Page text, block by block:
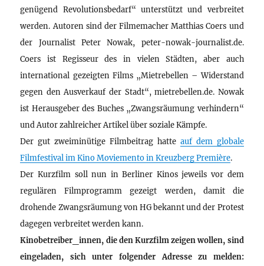
genügend Revolutionsbedarf“ unterstützt und verbreitet
werden. Autoren sind der Filmemacher Matthias Coers und
der Journalist Peter Nowak, peter-nowak-journalist.de.
Coers ist Regisseur des in vielen Städten, aber auch
international gezeigten Films „Mietrebellen – Widerstand
gegen den Ausverkauf der Stadt“, mietrebellen.de. Nowak
ist Herausgeber des Buches „Zwangsräumung verhindern“
und Autor zahlreicher Artikel über soziale Kämpfe.
Der gut zweiminütige Filmbeitrag hatte auf dem globale
Filmfestival im Kino Moviemento in Kreuzberg Première.
Der Kurzfilm soll nun in Berliner Kinos jeweils vor dem
regulären Filmprogramm gezeigt werden, damit die
drohende Zwangsräumung von HG bekannt und der Protest
dagegen verbreitet werden kann.
Kinobetreiber_innen, die den Kurzfilm zeigen wollen, sind
eingeladen, sich unter folgender Adresse zu melden: